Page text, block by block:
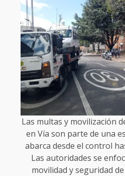
Las multas y movilización
en Vía son parte de una
abarca desde el control
Las autoridades se
movilidad y seguridad